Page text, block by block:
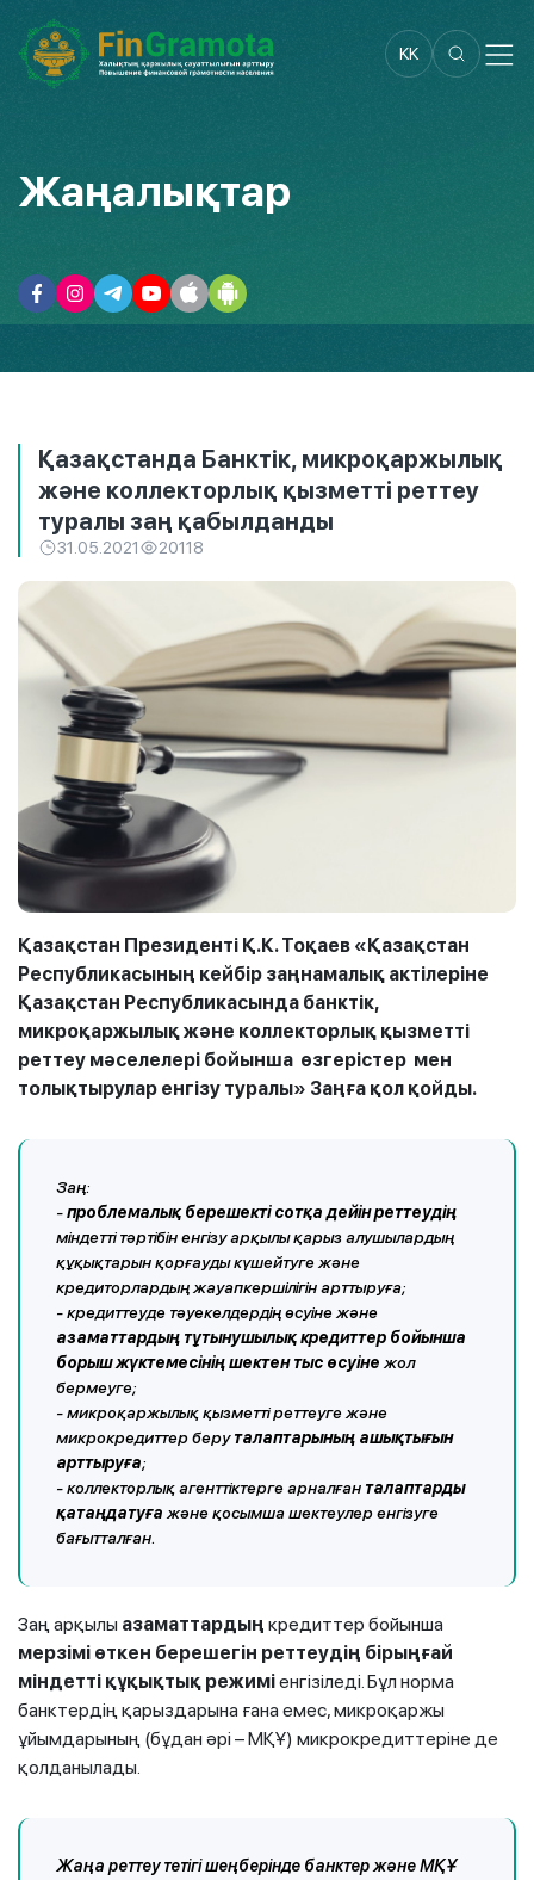
KK
Жаңалықтар
Қазақстанда Банктік, микроқаржылық
және коллекторлық қызметті реттеу
туралы заң қабылданды
31.05.2021 20118
Қазақстан Президенті Қ.К. Тоқаев «Қазақстан
Республикасының кейбір заңнамалық актілеріне
Қазақстан Республикасында банктік,
микроқаржылық және коллекторлық қызметті
реттеу мәселелері бойынша өзгерістер мен
толықтырулар енгізу туралы» Заңға қол қойды.
Заң:
-проблемалық берешекті сотқа дейін реттеудің
міндетті тәртібін енгізу арқылы қарыз алушылардың
құқықтарын қорғауды күшейтуге және
кредиторлардың жауапкершілігін арттыруға;
- кредиттеуде тәуекелдердің өсуіне және
азаматтардың тұтынушылық кредиттер бойынша
борыш жүктемесінің шектен тыс өсуінежол
бермеуге;
- микроқаржылық қызметті реттеуге және
микрокредиттер беруталаптарының ашықтығын
арттыруға;
- коллекторлық агенттіктерге арналған талаптарды
қатаңдатуғажәне қосымша шектеулер енгізуге
бағытталған.
Заң арқылы азаматтардың кредиттер бойынша
мерзімі өткен берешегін реттеудің бірыңғай
міндетті құқықтық режиміенгізіледі. Бұл норма
банктердің қарыздарына ғана емес, микроқаржы
ұйымдарының (бұдан әрі – МҚҰ) микрокредиттеріне де
қолданылады.
Жаңа реттеу тетігі шеңберінде банктер және МҚҰ